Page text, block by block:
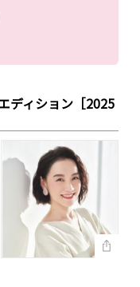
ディション［2025